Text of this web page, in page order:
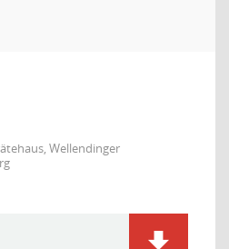
Wellendinger